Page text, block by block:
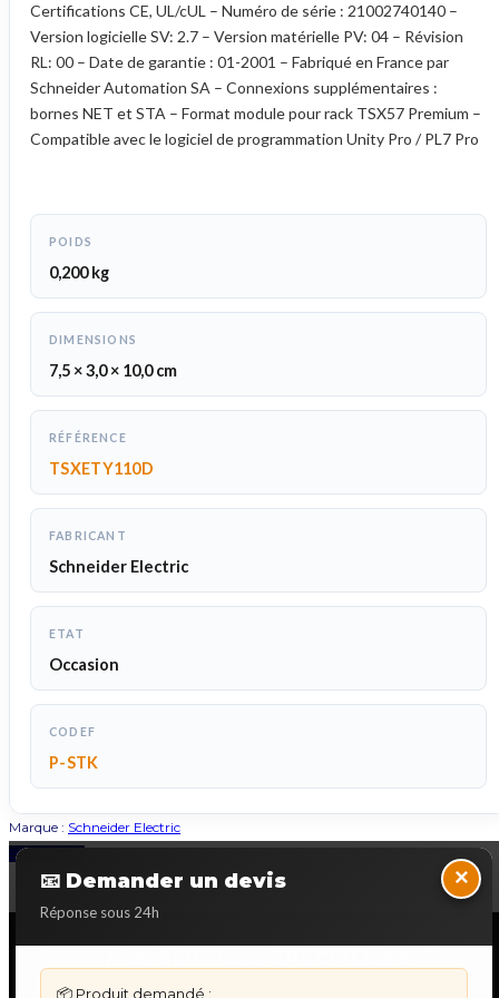
Certifications CE, UL/cUL – Numéro de série : 21002740140 –
Version logicielle SV: 2.7 – Version matérielle PV: 04 – Révision
RL: 00 – Date de garantie : 01-2001 – Fabriqué en France par
Schneider Automation SA – Connexions supplémentaires :
bornes NET et STA – Format module pour rack TSX57 Premium –
Compatible avec le logiciel de programmation Unity Pro / PL7 Pro
POIDS
0,200 kg
DIMENSIONS
7,5 × 3,0 × 10,0 cm
RÉFÉRENCE
TSXETY110D
FABRICANT
Schneider Electric
ETAT
Occasion
CODEF
P-STK
Marque : Schneider Electric
📧 Demander un devis
Réponse sous 24h
×
📦 Produit demandé :
Back to Top